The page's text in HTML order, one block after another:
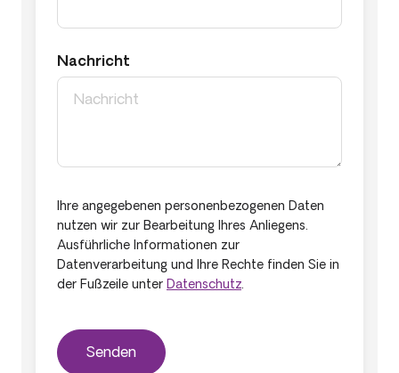
Nachricht
Ihre angegebenen personenbezogenen Daten
nutzen wir zur Bearbeitung Ihres Anliegens.
Ausführliche Informationen zur
Datenverarbeitung und Ihre Rechte finden Sie in
der Fußzeile unter Datenschutz